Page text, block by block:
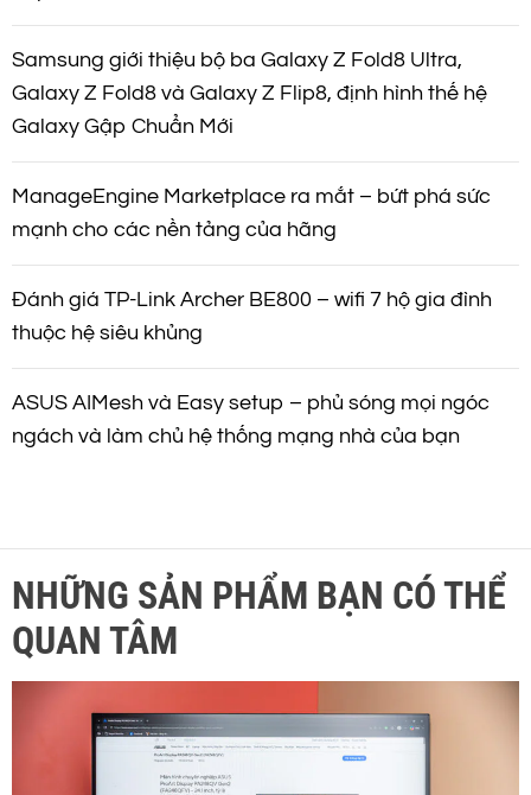
Samsung giới thiệu bộ ba Galaxy Z Fold8 Ultra,
Galaxy Z Fold8 và Galaxy Z Flip8, định hình thế hệ
Galaxy Gập Chuẩn Mới
ManageEngine Marketplace ra mắt – bứt phá sức
mạnh cho các nền tảng của hãng
Đánh giá TP-Link Archer BE800 – wifi 7 hộ gia đình
thuộc hệ siêu khủng
ASUS AIMesh và Easy setup – phủ sóng mọi ngóc
ngách và làm chủ hệ thống mạng nhà của bạn
NHỮNG SẢN PHẨM BẠN CÓ THỂ
QUAN TÂM